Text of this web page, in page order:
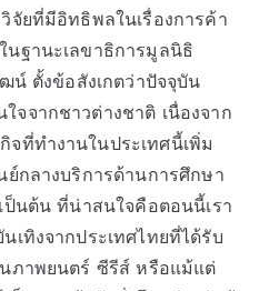
จัยที่มีอิทธิพลในเรื่องการค้า
ฐานะเลขาธิการมูลนิธิ
น์ ตั้งข้อสังเกตว่าปัจจุบัน
จจากชาวต่างชาติ เนื่องจาก
ที่ทำงานในประเทศนี้เพิ่ม
ย์กลางบริการด้านการศึกษา
ป็นต้น ที่น่าสนใจคือตอนนี้เรา
เทิงจากประเทศไทยที่ได้รับ
นภาพยนตร์ ซีรีส์ หรือแม้แต่